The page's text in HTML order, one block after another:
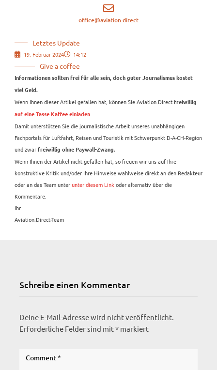
office@aviation.direct
Letztes Update
19. Februar 2024 14:12
Give a coffee
Informationen sollten frei für alle sein, doch guter Journalismus kostet
viel Geld.
Wenn Ihnen dieser Artikel gefallen hat, können Sie Aviation.Direct freiwillig
auf eine Tasse Kaffee einladen.
Damit unterstützen Sie die journalistische Arbeit unseres unabhängigen
Fachportals für Luftfahrt, Reisen und Touristik mit Schwerpunkt D-A-CH-Region
und zwar freiwillig ohne Paywall-Zwang.
Wenn Ihnen der Artikel nicht gefallen hat, so freuen wir uns auf Ihre
konstruktive Kritik und/oder Ihre Hinweise wahlweise direkt an den Redakteur
oder an das Team unterunter diesem Linkoder alternativ über die
Kommentare.
Ihr
Aviation.Direct-Team
Schreibe einen Kommentar
Deine E-Mail-Adresse wird nicht veröffentlicht.
Erforderliche Felder sind mit* markiert